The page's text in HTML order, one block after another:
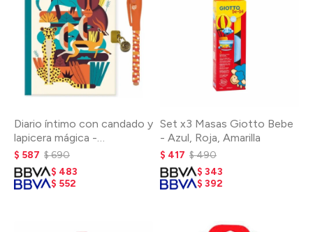
Diario íntimo con candado y
lapicera mágica -
NARANJA
$ 587 $690
$ 483
$ 552
Set x3 Masas Giotto Bebe
- Azul, Roja, Amarilla
$ 417 $490
$ 343
$ 392